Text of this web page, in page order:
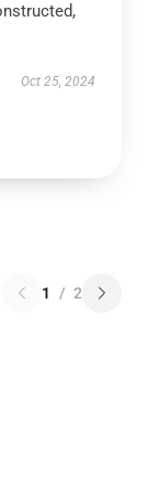
Oct 25, 2024
1 / 2